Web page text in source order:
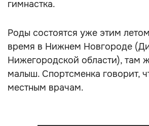
гимнастка.
Роды состоятся уже этим
время в Нижнем Новгороде
Нижегородской области), там
малыш. Спортсменка говорит,
местным врачам.